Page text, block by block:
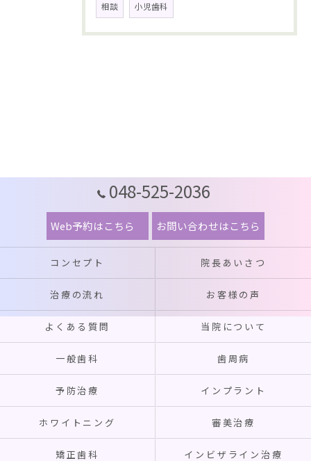
相談 小児歯科
048-525-2036
Web予約はこちら お問い合わせはこちら
コンセプト 院長あいさつ
治療の流れ お客様の声
よくある質問 当院について
一般歯科 歯周病
予防治療 インプラント
ホワイトニング 審美治療
矯正歯科 インビザライン治療